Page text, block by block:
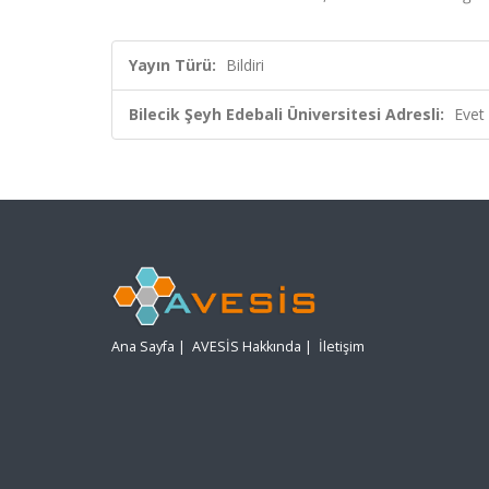
Yayın Türü: Bildiri
Bilecik Şeyh Edebali Üniversitesi Adresli: Evet
Ana Sayfa | AVESİS Hakkında | İletişim